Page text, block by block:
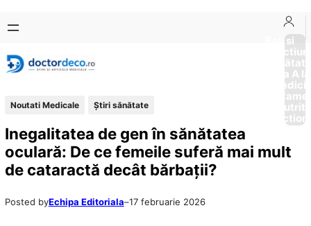
conținut
content
Boli si
Afectiuni
Sănătate
de la A
Noutati Medicale Ştiri sănătate
Inegalitatea de gen în sănătatea
oculară: De ce femeile suferă mai mult
de cataractă decât bărbații?
Posted byEchipa Editoriala–17 februarie 2026